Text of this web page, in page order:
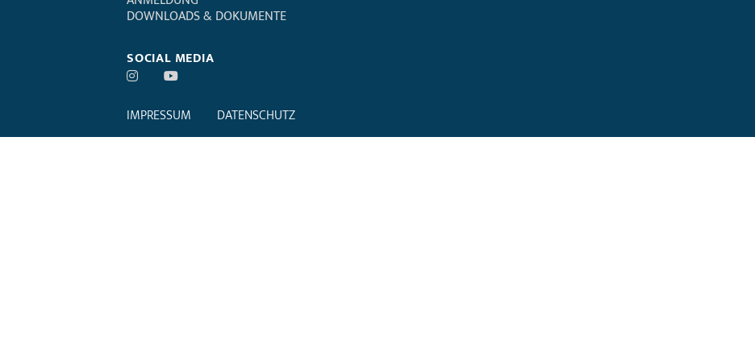
DOWNLOADS & DOKUMENTE
SOCIAL MEDIA
IMPRESSUM DATENSCHUTZ